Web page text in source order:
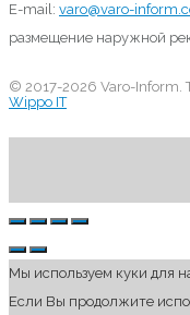
E-mail: varo@varo-
размещение наружной
© 2017-2026 Varo-Inform.
Wippo IT
Мы используем куки для
Если Вы продолжите